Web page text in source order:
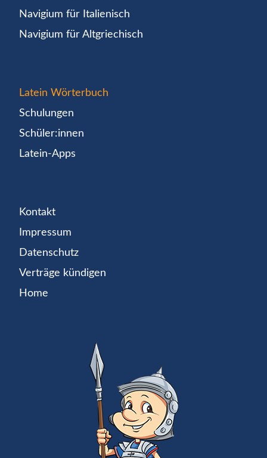
Navigium für Italienisch
Navigium für Altgriechisch
Latein Wörterbuch
Schulungen
Schüler:innen
Latein-Apps
Kontakt
Impressum
Datenschutz
Verträge kündigen
Home